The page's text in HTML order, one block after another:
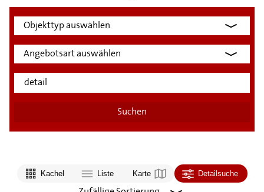
Kachel Liste Karte Detailsuche